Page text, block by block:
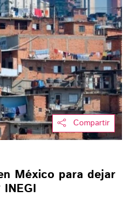
Compartir
México para dejar